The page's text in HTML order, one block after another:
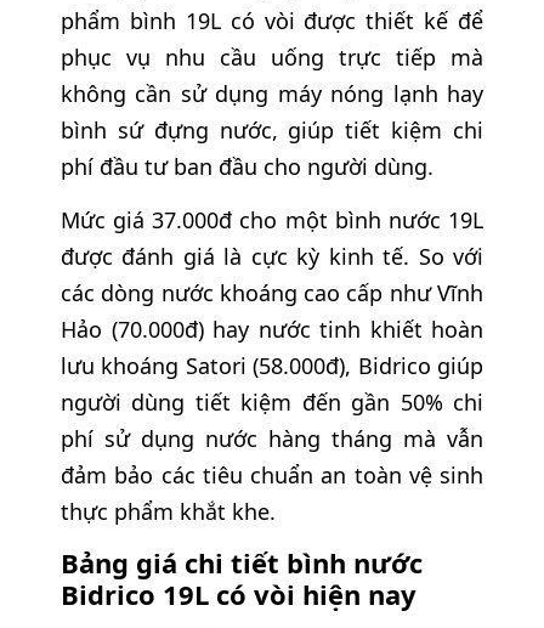
phẩm bình 19L có vòi được thiết kế để
phục vụ nhu cầu uống trực tiếp mà
không cần sử dụng máy nóng lạnh hay
bình sứ đựng nước, giúp tiết kiệm chi
phí đầu tư ban đầu cho người dùng.
Mức giá 37.000đ cho một bình nước 19L
được đánh giá là cực kỳ kinh tế. So với
các dòng nước khoáng cao cấp như Vĩnh
Hảo (70.000đ) hay nước tinh khiết hoàn
lưu khoáng Satori (58.000đ), Bidrico giúp
người dùng tiết kiệm đến gần 50% chi
phí sử dụng nước hàng tháng mà vẫn
đảm bảo các tiêu chuẩn an toàn vệ sinh
thực phẩm khắt khe.
Bảng giá chi tiết bình nước
Bidrico 19L có vòi hiện nay